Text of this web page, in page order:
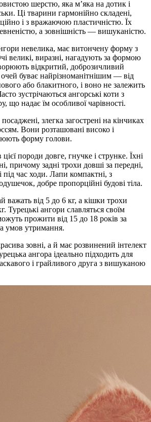
шерстю, яка м’яка на дотик і
Ці тварини гармонійно складені,
і з вражаючою пластичністю. Їх
а зовнішність — вишуканістю.
невелика, має витончену форму з
великі, виразні, нагадують за формою
відкритий, доброзичливий
буває найрізноманітнішим — від
або блакитного, і воно не залежить
зустрічаються ангорські коти з
що надає їм особливої чарівності.
злегка загострені на кінчиках
Вони розташовані високо і
форму голови.
породи довге, гнучке і струнке. Їхні
причому задні трохи довші за передні,
під час ходи. Лапи компактні, з
добре пропорційні будові тіла.
важать від 5 до 6 кг, а кішки трохи
Турецькі ангори славляться своїм
прожити від 15 до 18 років за
умов утримання.
зовні, а й має розвинений інтелект
ангора ідеально підходить для
і грайливого друга з вишуканою